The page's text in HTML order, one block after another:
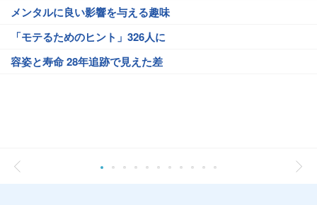
メンタルに良い影響を与える趣味
「モテるためのヒント」326人に
容姿と寿命 28年追跡で見えた差